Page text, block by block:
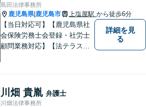
島田法律事務所
鹿児島県| 鹿児島市 上塩屋駅 から徒歩6分
【当日対応可】【鹿児島県社
会保険労務士会登録・社労士
顧問業務対応】【法テラス対
詳細を見
る
川畑 貴胤 弁護士
川畑法律事務所